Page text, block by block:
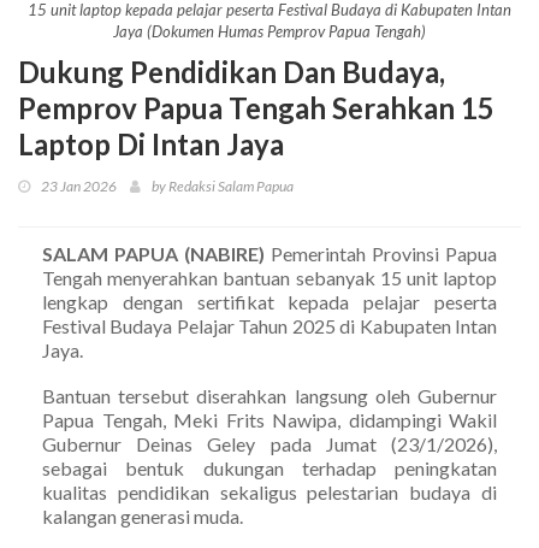
15 unit laptop kepada pelajar peserta Festival Budaya di Kabupaten Intan
Jaya (Dokumen Humas Pemprov Papua Tengah)
Dukung Pendidikan Dan Budaya,
Pemprov Papua Tengah Serahkan 15
Laptop Di Intan Jaya
23 Jan 2026 by Redaksi Salam Papua
SALAM PAPUA (NABIRE) Pemerintah Provinsi Papua
Tengah menyerahkan bantuan sebanyak 15 unit laptop
lengkap dengan sertifikat kepada pelajar peserta
Festival Budaya Pelajar Tahun 2025 di Kabupaten Intan
Jaya.
Bantuan tersebut diserahkan langsung oleh Gubernur
Papua Tengah, Meki Frits Nawipa, didampingi Wakil
Gubernur Deinas Geley pada Jumat (23/1/2026),
sebagai bentuk dukungan terhadap peningkatan
kualitas pendidikan sekaligus pelestarian budaya di
kalangan generasi muda.